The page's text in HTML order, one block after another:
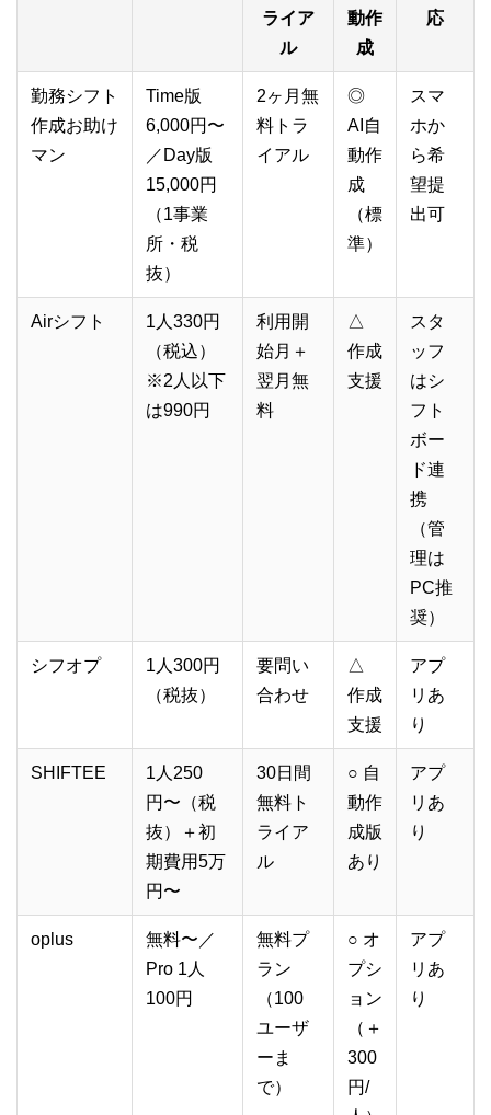
ライア
ル
動作
成
応
勤務シフト
作成お助け
マン
Time版
6,000円〜
／Day版
15,000円
（1事業
所・税
抜）
2ヶ月無
料トラ
イアル
◎
AI自
動作
成
（標
準）
スマ
ホか
ら希
望提
出可
Airシフト
1人330円
（税込）
※2人以下
は990円
利用開
始月＋
翌月無
料
△
作成
支援
スタ
ッフ
はシ
フト
ボー
ド連
携
（管
理は
PC推
奨）
シフオプ
1人300円
（税抜）
要問い
合わせ
△
作成
支援
アプ
リあ
り
SHIFTEE
1人250
円〜（税
抜）＋初
期費用5万
円〜
30日間
無料ト
ライア
ル
○ 自
動作
成版
あり
アプ
リあ
り
oplus
無料〜／
Pro 1人
100円
無料プ
ラン
（100
ユーザ
ーま
で）
○ オ
プシ
ョン
（＋
300
円/
アプ
リあ
り